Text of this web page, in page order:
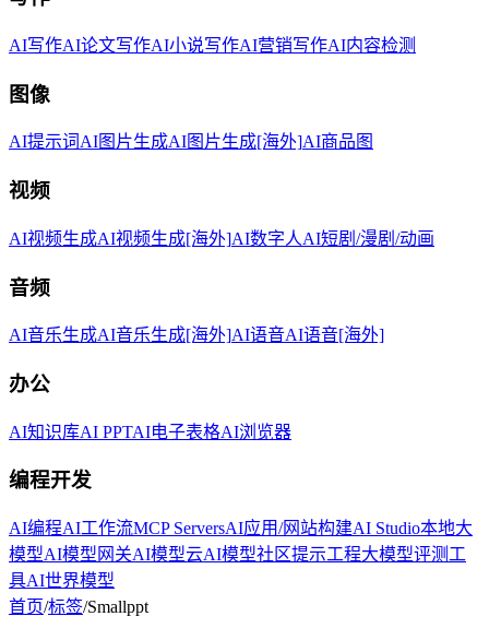
AI写作AI论文写作AI小说写作AI营销写作AI内容检测
图像
AI提示词AI图片生成AI图片生成[海外]AI商品图
视频
AI视频生成AI视频生成[海外]AI数字人AI短剧/漫剧/动画
音频
AI音乐生成AI音乐生成[海外]AI语音AI语音[海外]
办公
AI知识库AI PPTAI电子表格AI浏览器
编程开发
AI编程AI工作流MCP ServersAI应用/网站构建AI Studio本地大
模型AI模型网关AI模型云AI模型社区提示工程大模型评测工
具AI世界模型
首页/标签/Smallppt